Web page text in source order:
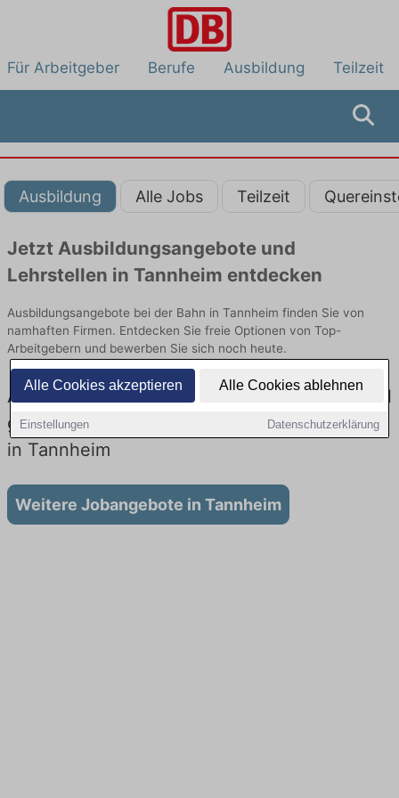
Alle Cookies akzeptieren Alle Cookies ablehnen
Einstellungen Datenschutzerklärung
Für Arbeitgeber Berufe Ausbildung Teilzeit
Ausbildung Alle Jobs Teilzeit
Jetzt Ausbildungsangebote und
Lehrstellen in Tannheim entdecken
Ausbildungsangebote bei der Bahn in Tannheim finden Sie von
namhaften Firmen. Entdecken Sie freie Optionen von Top-
Arbeitgebern und bewerben Sie sich noch heute.
Ausbildung in Tannheim bei der Bahn: Aktuell
gibt es keine Stellenangebote für Ausbildung
in Tannheim
Weitere Jobangebote in Tannheim